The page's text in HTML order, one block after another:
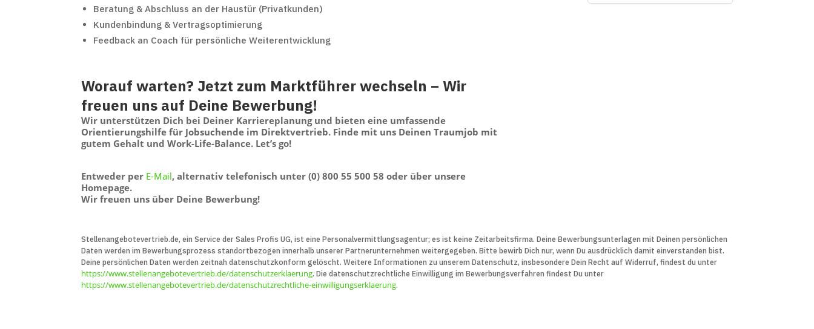
Beratung & Abschluss an der Haustür (Privatkunden)
Kundenbindung & Vertragsoptimierung
Feedback an Coach für persönliche Weiterentwicklung
Worauf warten? Jetzt zum Marktführer wechseln – Wir
freuen uns auf Deine Bewerbung!
Wir unterstützen Dich bei Deiner Karriereplanung und bieten eine umfassende
Orientierungshilfe für Jobsuchende im Direktvertrieb. Finde mit uns Deinen Traumjob mit
gutem Gehalt und Work-Life-Balance. Let’s go!
Entweder per E-Mail, alternativ telefonisch unter (0) 800 55 500 58 oder über unsere
Homepage.
Wir freuen uns über Deine Bewerbung!
Stellenangebotevertrieb.de, ein Service der Sales Profis UG, ist eine Personal­vermittlungs­agentur; es ist keine Zeit­arbeits­firma. Deine Bewerbungs­unter­lagen mit Deinen persön­lichen
Daten werden im Bewerbungs­prozess standort­bezogen innerhalb unserer Partner­unter­nehmen weiter­gegeben. Bitte bewirb Dich nur, wenn Du aus­drücklich damit ein­verstanden bist.
Deine persön­lichen Daten werden zeitnah daten­schutz­konform gelöscht. Weitere Infor­ma­tionen zu unserem Daten­schutz, insbe­sondere Dein Recht auf Widerruf, findest du unter
https://www.stellenangebotevertrieb.de/datenschutzerklaerung. Die daten­schutz­recht­liche Ein­willigung im Bewerbungs­verfahren findest Du unter
https://www.stellenangebotevertrieb.de/datenschutzrechtliche-einwilligungserklaerung.